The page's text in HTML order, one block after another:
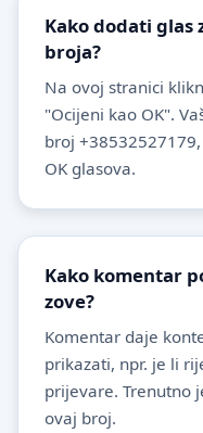
Kako dodati glas
broja?
Na ovoj stranici
"Ocijeni kao OK".
broj
OK glasova.
Kako komentar
zove?
Komentar daje
prikazati, npr. je li
prijevare. Trenutno
ovaj broj.